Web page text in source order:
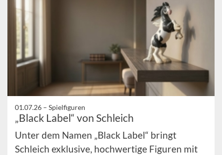
01.07.26 – Spielfiguren
„Black Label“ von Schleich
Unter dem Namen „Black Label“ bringt
Schleich exklusive, hochwertige Figuren mit